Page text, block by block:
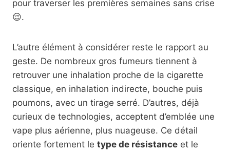
pour traverser les premières semaines sans crise
😌.
L’autre élément à considérer reste le rapport au
geste. De nombreux gros fumeurs tiennent à
retrouver une inhalation proche de la cigarette
classique, en inhalation indirecte, bouche puis
poumons, avec un tirage serré. D’autres, déjà
curieux de technologies, acceptent d’emblée une
vape plus aérienne, plus nuageuse. Ce détail
oriente fortement le type de résistance et le